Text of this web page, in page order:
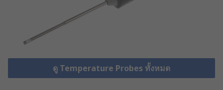
ดู Temperature Probes ทั้งหมด